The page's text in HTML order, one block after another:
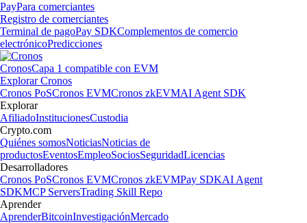
PayPara comerciantes
Registro de comerciantes
Terminal de pagoPay SDKComplementos de comercio
electrónicoPredicciones
CronosCapa 1 compatible con EVM
Explorar Cronos
Cronos PoSCronos EVMCronos zkEVMAI Agent SDK
Explorar
AfiliadoInstitucionesCustodia
Crypto.com
Quiénes somosNoticiasNoticias de
productosEventosEmpleoSociosSeguridadLicencias
Desarrolladores
Cronos PoSCronos EVMCronos zkEVMPay SDKAI Agent
SDKMCP ServersTrading Skill Repo
Aprender
AprenderBitcoinInvestigaciónMercado